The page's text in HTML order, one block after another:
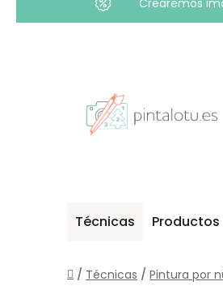
Crearemos
Técnicas
Inicio
/ Técnicas / Pintura por